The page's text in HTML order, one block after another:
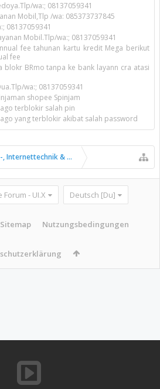
wa:; 08137059341
Mobil,Tlp /wa: 085373737845
08137059341
Mobil.Tlp/wa:; 08137059341
fee tahunan kartu kredit Mega berikut
fee
BRmo tanpa ke bank layann cra atasi
wa:; 08137059341
shopee Spinjam
terblokir salah pin
yang terblokir akibat salah password
Internettechnik & Kommunikation
- UI.X Deutsch [Du]
Sitemap Nutzungsbedingungen